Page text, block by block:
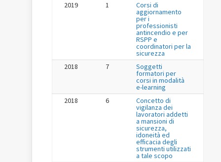
2019
1 Corsi di
aggiornamento
per i
professionisti
antincendio e per
RSPP e
coordinatori per la
sicurezza
2018
7 Soggetti
formatori per
corsi in modalità
e-learning
2018
6 Concetto di
vigilanza dei
lavoratori addetti
a mansioni di
sicurezza,
idoneità ed
efficacia degli
strumenti utilizzati
a tale scopo